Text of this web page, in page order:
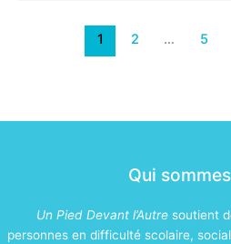
1 2 … 5
Qui
Un Pied Devant l’Autresoutient
personnes en difficulté scolaire,